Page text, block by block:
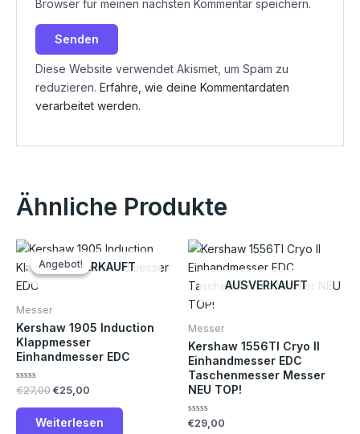
Browser für meinen nächsten Kommentar speichern.
Diese Website verwendet Akismet, um Spam zu
reduzieren.Erfahre, wie deine Kommentardaten
verarbeitet werden.
Ähnliche Produkte
Angebot!
AUSVERKAUFT
Angebot!
Messer
Kershaw 1905 Induction
Klappmesser
Einhandmesser EDC
Bewertet
0
€27,00
Ursprünglicher
Preis
war:
€25,00
Aktueller
Preis
ist:
Weiterlesen
AUSVERKAUFT
Messer
Kershaw 1556TI Cryo II
Einhandmesser EDC
Taschenmesser Messer
NEU TOP!
Bewertet
€29,00